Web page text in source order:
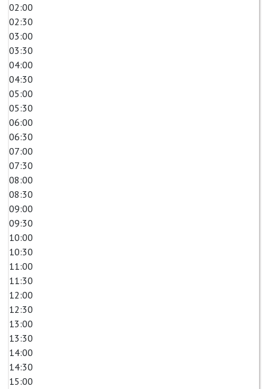
02:00
02:30
03:00
03:30
04:00
04:30
05:00
05:30
06:00
06:30
07:00
07:30
08:00
08:30
09:00
09:30
10:00
10:30
11:00
11:30
12:00
12:30
13:00
13:30
14:00
14:30
15:00